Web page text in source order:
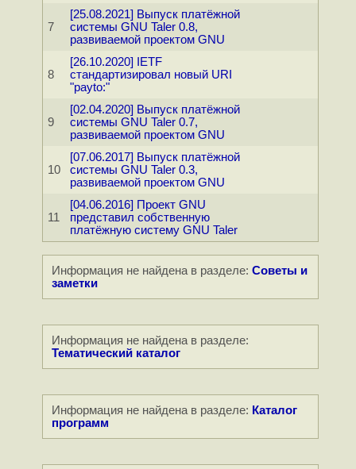
7
[25.08.2021] Выпуск платёжной
системы GNU Taler 0.8,
развиваемой проектом GNU
8
[26.10.2020] IETF
стандартизировал новый URI
"payto:"
9
[02.04.2020] Выпуск платёжной
системы GNU Taler 0.7,
развиваемой проектом GNU
10
[07.06.2017] Выпуск платёжной
системы GNU Taler 0.3,
развиваемой проектом GNU
11
[04.06.2016] Проект GNU
представил собственную
платёжную систему GNU Taler
Информация не найдена в разделе: Советы и
заметки
Информация не найдена в разделе:
Тематический каталог
Информация не найдена в разделе: Каталог
программ